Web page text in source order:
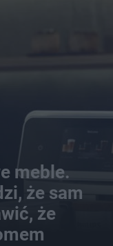
meble.
że sam
że